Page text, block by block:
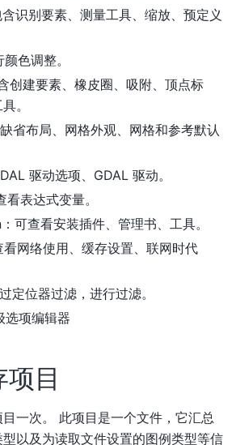
识别要素、测量工具、缩放、预定义
色调整。
创建要素、橡皮圈、吸附、顶点标
。
省布局、网格外观、网格和参考默认
驱动选项、GDAL 驱动。
表达式变量。
可查看安装插件、管理书、工具。
网络使用、缓存设置、联网时代
定位器过滤，进行过滤。
项编辑器
目
一次。 此项目是一个文件，它汇总
以及为读取文件设置的图例类型等信